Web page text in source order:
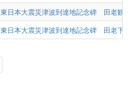
東日本大震災津波到達地記念碑 田老観光
東日本大震災津波到達地記念碑 田老下摂待